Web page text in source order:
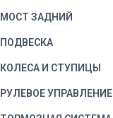
МОСТ ЗАДНИЙ
ПОДВЕСКА
КОЛЕСА И СТУПИЦЫ
РУЛЕВОЕ УПРАВЛЕНИЕ